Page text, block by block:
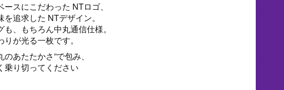
スにこだわった NTロゴ、
追求した NTデザイン。
、もちろん中丸通信仕様。
が光る一枚です。
あたたかさ”で包み、
乗り切ってください